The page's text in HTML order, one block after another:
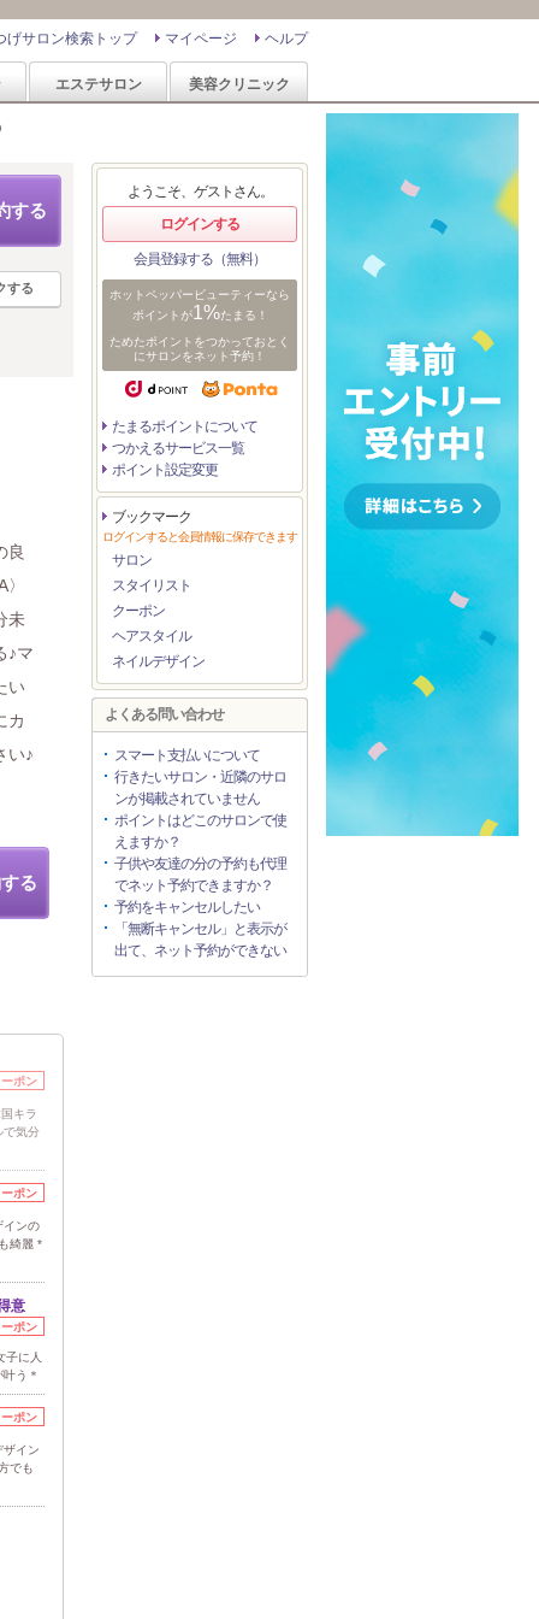
ヘルプ
マイページ
げサロン検索トップ
エステサロン 美容クリニック
する
する
良
未
♪マ
い
カ
い♪
る
ポン
キラ
で気分
ポン
インの
綺麗 *
意
ポン
に人
う＊
ポン
ザイン
でも
ようこそ、ゲストさん。
ログインする
会員登録する（無料）
ホットペッパービューティーなら
ポイントが1%たまる！
ためたポイントをつかっておとく
にサロンをネット予約！
たまるポイントについて
つかえるサービス一覧
ポイント設定変更
ブックマーク
ログインすると会員情報に保存できます
サロン
スタイリスト
クーポン
ヘアスタイル
ネイルデザイン
よくある問い合わせ
スマート支払いについて
行きたいサロン・近隣のサロ
ンが掲載されていません
ポイントはどこのサロンで使
えますか？
子供や友達の分の予約も代理
でネット予約できますか？
予約をキャンセルしたい
「無断キャンセル」と表示が
出て、ネット予約ができない